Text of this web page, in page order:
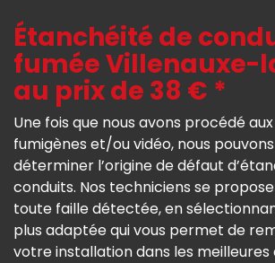
Étanchéité de
fumée Villenauxe-
au prix de 38 € *
Une fois que nous avons procédé
fumigènes et/ou vidéo, nous
déterminer l’origine de défaut
conduits. Nos techniciens se
toute faille détectée, en
plus adaptée qui vous permet de
votre installation dans les meilleures